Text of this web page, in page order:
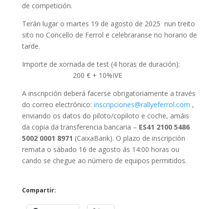
de competición.
Terán lugar o martes 19 de agosto de 2025 nun treito
sito no Concello de Ferrol e celebraranse no horario de
tarde.
Importe de xornada de test (4 horas de duración):
200 € + 10%IVE
A inscripción deberá facerse obrigatoriamente a través
do correo electrónico: inscripciones@rallyeferrol.com ,
enviando os datos do piloto/copiloto e coche, amáis
da copia da transferencia bancaria – ES41 2100 5486
5002 0001 8971 (CaixaBank). O plazo de inscripción
remata o sábado 16 de agosto ás 14:00 horas ou
cando se chegue ao número de equipos permitidos.
Compartir: